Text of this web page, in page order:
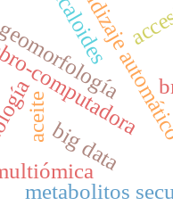
aprendizaje
big data
computadora
alcaloides
metabolitos
aceite